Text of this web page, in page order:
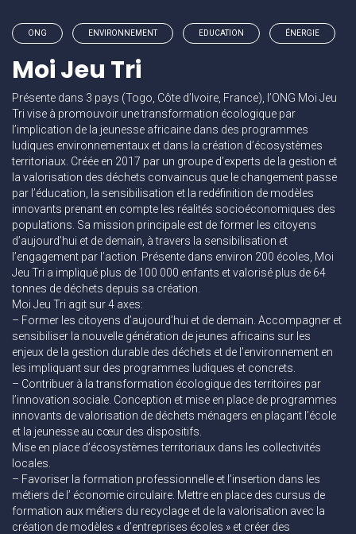
ONG ENVIRONNEMENT EDUCATION ÉNERGIE
Moi Jeu Tri
Présente dans 3 pays (Togo, Côte d’Ivoire, France), l’ONG Moi Jeu
Tri vise à promouvoir une transformation écologique par
l’implication de la jeunesse africaine dans des programmes
ludiques environnementaux et dans la création d’écosystèmes
territoriaux. Créée en 2017 par un groupe d’experts de la gestion et
la valorisation des déchets convaincus que le changement passe
par l’éducation, la sensibilisation et la redéfinition de modèles
innovants prenant en compte les réalités socioéconomiques des
populations. Sa mission principale est de former les citoyens
d’aujourd’hui et de demain, à travers la sensibilisation et
l’engagement par l’action. Présente dans environ 200 écoles, Moi
Jeu Tri a impliqué plus de 100 000 enfants et valorisé plus de 64
tonnes de déchets depuis sa création.
Moi Jeu Tri agit sur 4 axes:
– Former les citoyens d’aujourd’hui et de demain. Accompagner et
sensibiliser la nouvelle génération de jeunes africains sur les
enjeux de la gestion durable des déchets et de l’environnement en
les impliquant sur des programmes ludiques et concrets.
– Contribuer à la transformation écologique des territoires par
l’innovation sociale. Conception et mise en place de programmes
innovants de valorisation de déchets ménagers en plaçant l’école
et la jeunesse au cœur des dispositifs.
Mise en place d’écosystèmes territoriaux dans les collectivités
locales.
– Favoriser la formation professionnelle et l’insertion dans les
métiers de l’ économie circulaire. Mettre en place des cursus de
formation aux métiers du recyclage et de la valorisation avec la
création de modèles « d’entreprises écoles » et créer des